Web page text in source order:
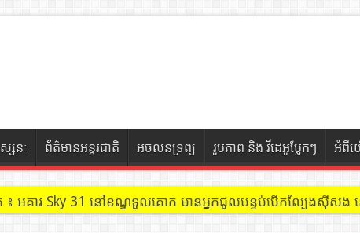
សនៈ ព័ត៌មានអន្តរជាតិ អចលនទ្រព្យ រូបភាព និង វីដេអូប្លែកៗ អំពីយ
៖ អគារ Sky 31 នៅខណ្ឌទួលគោក មានអ្នកជួលបន្ទប់បើកល្បែងសុីសង